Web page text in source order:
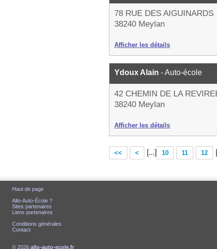
78 RUE DES AIGUINARDS
38240 Meylan
Afficher les détails
Ydoux Alain - Auto-école
42 CHEMIN DE LA
38240 Meylan
Afficher les détails
<< < [...] 10 11 12
Haut de page
Allo-Auto-École ?
Sites partenaires
Liens partenaires
Conditions générales
Contact
© 2026 allo-auto-ecole.fr